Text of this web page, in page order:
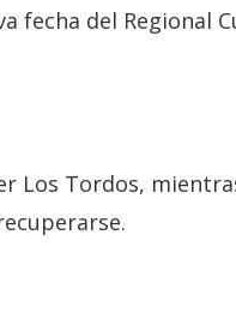
fecha del Regional
Tordos,